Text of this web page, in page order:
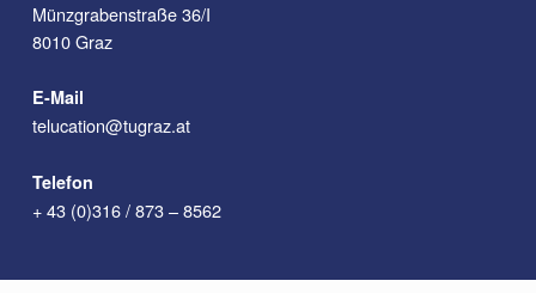
Münzgrabenstraße 36/I
8010 Graz
E-Mail
telucation@tugraz.at
Telefon
+ 43 (0)316 / 873 – 8562